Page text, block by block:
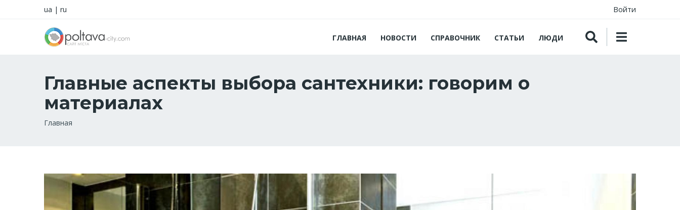
ua | ru Войти
ГЛАВНАЯ НОВОСТИ СПРАВОЧНИК СТАТЬИ ЛЮДИ
Главные аспекты выбора сантехники: говорим о
материалах
Строка
Главная